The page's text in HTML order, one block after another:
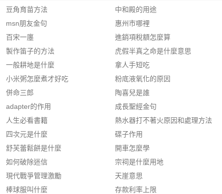
豆角育苗方法
msn朋友金句
百宋一廛
製作笛子的方法
一般耕地是什麼
小米粥怎麼煮才好吃
併命三郎
adapter的作用
人生必看書籍
四次元是什麼
舒芙蕾鬆餅是什麼
如何破除迷信
現代戰爭管理激勵
棒球服叫什麼
中和殿的用途
惠州市哪裡
進銷項稅額怎麼算
虎假半真之命是什麼意思
拿人手短吃
粉底液氧化的原因
陶喜兒是誰
成長聖經金句
熱水器打不著火原因和處理方法
碟子作用
開車怎麼學
宗祠是什麼用地
天崖意思
存款利率上限